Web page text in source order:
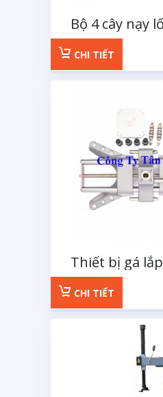
Bộ 4 cây nạy
thép đen
CHI TIẾT
Thiết bị gá
dùng cho
CHI TIẾT